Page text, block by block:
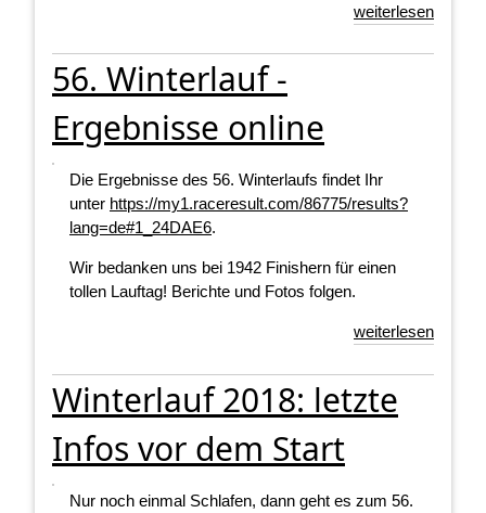
weiterlesen
56. Winterlauf -
Ergebnisse online
Die Ergebnisse des 56. Winterlaufs findet Ihr
unter https://my1.raceresult.com/86775/results?
lang=de#1_24DAE6.
Wir bedanken uns bei 1942 Finishern für einen
tollen Lauftag! Berichte und Fotos folgen.
weiterlesen
Winterlauf 2018: letzte
Infos vor dem Start
Nur noch einmal Schlafen, dann geht es zum 56.